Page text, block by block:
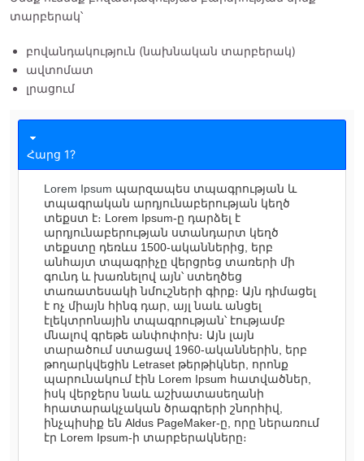
տարբերակ՝
բովանդակություն (նախնական տարբերակ)
ավտոմատ
լրացում
Հարց 1?
Lorem Ipsum պարզապես տպագրության և
տպագրական արդյունաբերության կեղծ
տեքստ է։ Lorem Ipsum-ը դարձել է
արդյունաբերության ստանդարտ կեղծ
տեքստը դեռևս 1500-ականներից, երբ
անհայտ տպագրիչը վերցրեց տառերի մի
գունդ և խառնելով այն՝ ստեղծեց
տառատեսակի նմուշների գիրք։ Այն դիմացել
է ոչ միայն հինգ դար, այլ նաև անցել
էլեկտրոնային տպագրության՝ էությամբ
մնալով գրեթե անփոփոխ։ Այն լայն
տարածում ստացավ 1960-ականներին, երբ
թողարկվեցին Letraset թերթիկներ, որոնք
պարունակում էին Lorem Ipsum հատվածներ,
իսկ վերջերս նաև աշխատասեղանի
հրատարակչական ծրագրերի շնորհիվ,
ինչպիսիք են Aldus PageMaker-ը, որը ներառում
էր Lorem Ipsum-ի տարբերակները։